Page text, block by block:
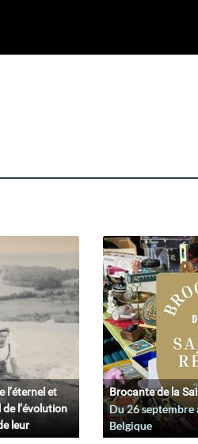
l’éternel et
de l’évolution
leur
Brocante de la
Du26 septembre
Belgique